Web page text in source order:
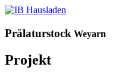
Prälaturstock Weyarn
Projekt